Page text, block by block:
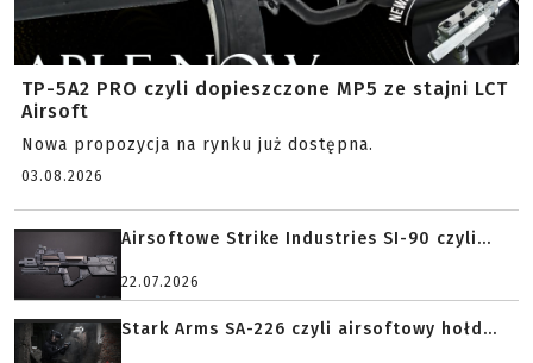
TP-5A2 PRO czyli dopieszczone MP5 ze stajni LCT
Airsoft
Nowa propozycja na rynku już dostępna.
03.08.2026
Airsoftowe Strike Industries SI-90 czyli...
22.07.2026
Stark Arms SA-226 czyli airsoftowy hołd...